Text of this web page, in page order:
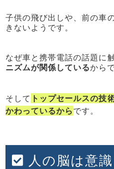
子供の飛び出しや、前の車
きないようです。
なぜ車と携帯電話の話題に
ニズムが関係しているから
そして トップセールスの技
かわっているから です。
人の脳は意